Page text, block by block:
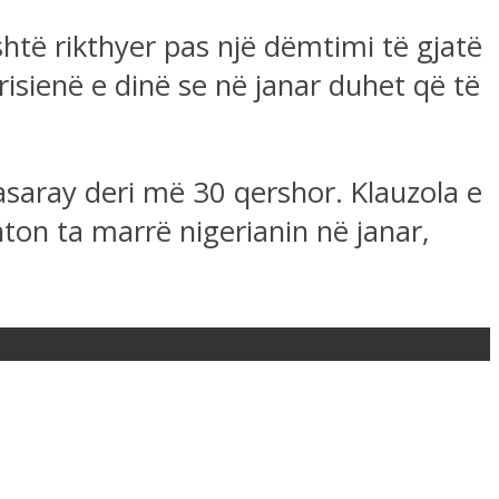
rikthyer pas një dëmtimi të gjatë
e dinë se në janar duhet që të
deri më 30 qershor. Klauzola e
ta marrë nigerianin në janar,